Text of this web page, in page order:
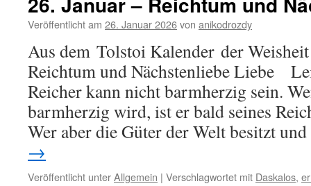
Reichtum
Veröffentlicht am 26. Januar 2026von anikodrozdy
Aus dem Tolstoi Kalender der
Reichtum und Nächstenliebe Liebe
Reicher kann nicht barmherzig sein.
barmherzig wird, ist er bald seines
Wer aber die Güter der Welt besitzt
→
Veröffentlicht unterAllgemein | Verschlagwortet mit Daskalos,